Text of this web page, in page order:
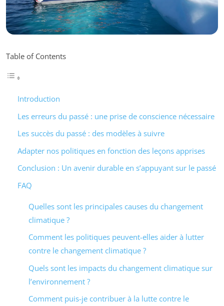
Table of Contents
Introduction
Les erreurs du passé : une prise de conscience nécessaire
Les succès du passé : des modèles à suivre
Adapter nos politiques en fonction des leçons apprises
Conclusion : Un avenir durable en s’appuyant sur le passé
FAQ
Quelles sont les principales causes du changement
climatique ?
Comment les politiques peuvent-elles aider à lutter
contre le changement climatique ?
Quels sont les impacts du changement climatique sur
l’environnement ?
Comment puis-je contribuer à la lutte contre le